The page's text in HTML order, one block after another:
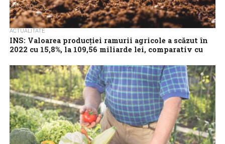
ACTUALITATE
INS: Valoarea producţiei ramurii agricole a scăzut în
2022 cu 15,8%, la 109,56 miliarde lei, comparativ cu
Valoarea producţiei ramurii agricole a scăzut în 2022 cu 15,8%, la
109.567.691.000 lei, comparativ cu anul precedent, arată datele
publicate marţi de...